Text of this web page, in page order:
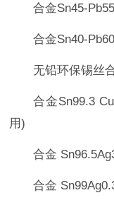
合金Sn45-
合金Sn40-
无铅环保锡丝
合金Sn99.3
用)
合金
合金